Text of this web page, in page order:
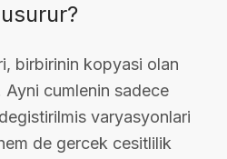
birbirinin kopyasi olan
cumlenin sadece
varyasyonlari
de gercek cesitlilik